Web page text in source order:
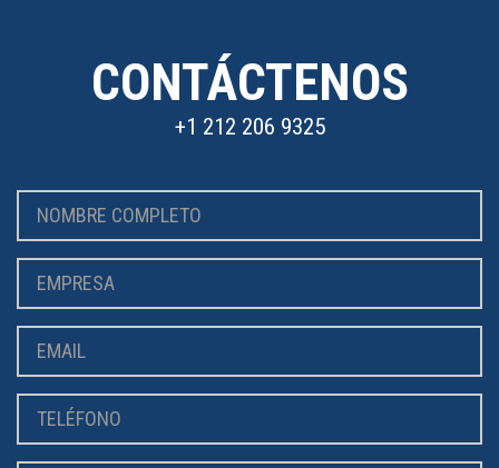
CONTÁCTENOS
+1 212 206 9325